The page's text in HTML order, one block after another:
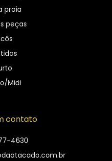
praia
peças
Midi
contato
4630